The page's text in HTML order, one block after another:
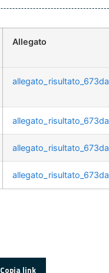
Allegato
Copia link